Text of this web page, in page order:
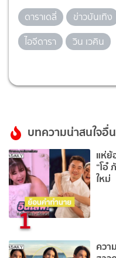
ดาราเดลี่ ข่าวบันเทิง
ไอจีดารา
วิน เวคิน
บทความน่าสนใจอื่
1
แห่ย้
“โอ๋
ใหม่
ควา